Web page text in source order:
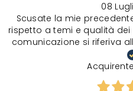
08
Scusate la mie
rispetto a temi e qualità
comunicazione si riferiva